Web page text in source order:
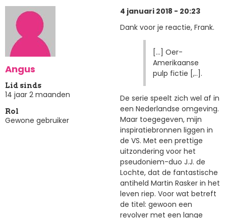
Angus
Lid sinds
14 jaar 2 maanden
Rol
Gewone gebruiker
4 januari 2018 - 20:23
Dank voor je reactie, Frank.
[...] Oer-
Amerikaanse
pulp fictie [,..].
De serie speelt zich wel af in
een Nederlandse omgeving.
Maar toegegeven, mijn
inspiratiebronnen liggen in
de VS. Met een prettige
uitzondering voor het
pseudoniem-duo J.J. de
Lochte, dat de fantastische
antiheld Martin Rasker in het
leven riep. Voor wat betreft
de titel: gewoon een
revolver met een lange